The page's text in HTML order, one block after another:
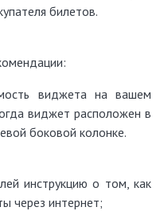
билетов.
виджета на вашем
виджет расположен в
боковой колонке.
инструкцию о том, как
через интернет;